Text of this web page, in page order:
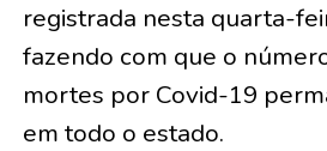
registrada nesta quarta-
fazendo com que o
mortes por Covid-19
em todo o estado.